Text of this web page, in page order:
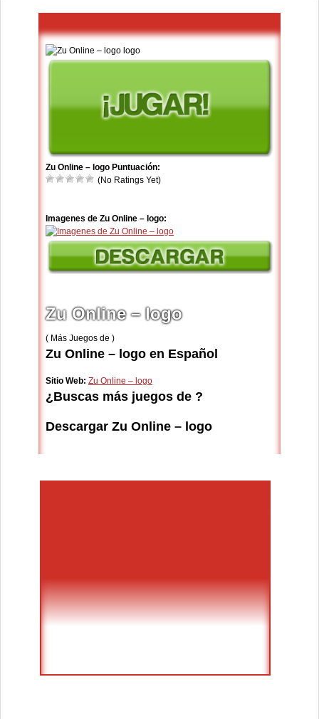
Zu Online – logo Puntuación:
(No Ratings Yet)
Imagenes de Zu Online – logo:
Zu Online – logo
( Más Juegos de )
Zu Online – logo en Español
Sitio Web: Zu Online – logo
¿Buscas más juegos de ?
Descargar Zu Online – logo